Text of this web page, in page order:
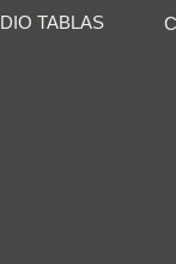
TABLAS